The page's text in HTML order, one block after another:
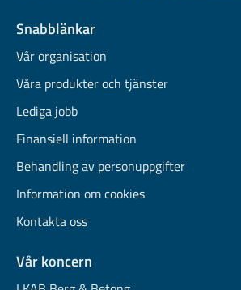
Snabblänkar
Vår organisation
Våra produkter och tjänster
Lediga jobb
Finansiell information
Behandling av personuppgifter
Information om cookies
Kontakta oss
Vår koncern